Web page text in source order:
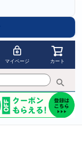
マイページ カート